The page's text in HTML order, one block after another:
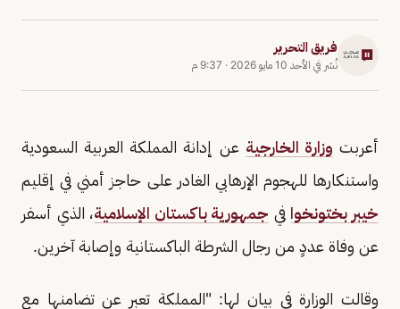
فريق التحرير
نُشر في الأحد 10 مايو 2026 · 9:37 م
أعربت وزارة الخارجية عن إدانة المملكة العربية السعودية
واستنكارها للهجوم الإرهابي الغادر على حاجز أمني في إقليم
خيبر بختونخوا في جمهورية باكستان الإسلامية، الذي أسفر
عن وفاة عددٍ من رجال الشرطة الباكستانية وإصابة آخرين.
وقالت الوزارة في بيان لها: "المملكة تعبر عن تضامنها مع